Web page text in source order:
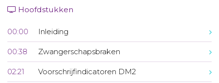
Hoofdstukken
00:00 Inleiding
00:38 Zwangerschapsbraken
02:21 Voorschrijfindicatoren DM2